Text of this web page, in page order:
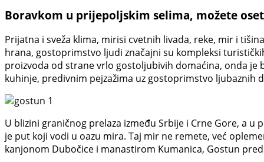
Boravkom u prijepoljskim selima, možete
Prijatna i sveža klima, mirisi cvetnih livada, reke, mir i
hrana, gostoprimstvo ljudi značajni su kompleksi
proizvoda od strane vrlo gostoljubivih domaćina, onda
kuhinje, predivnim pejzažima uz gostoprimstvo ljubaznih
U blizini graničnog prelaza između Srbije i Crne Gore, a
je put koji vodi u oazu mira. Taj mir ne remete, već
kanjonom Dubočice i manastirom Kumanica, Gostun